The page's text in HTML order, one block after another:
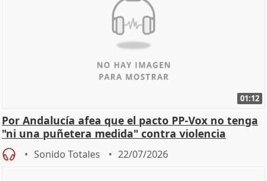
01:12
Por Andalucía afea que el pacto PP-Vox no tenga
"ni una puñetera medida" contra violencia
machista
Sonido Totales 22/07/2026